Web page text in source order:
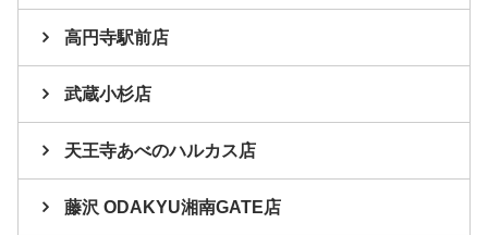
高円寺駅前店
武蔵小杉店
天王寺あべのハルカス店
藤沢 ODAKYU湘南GATE店